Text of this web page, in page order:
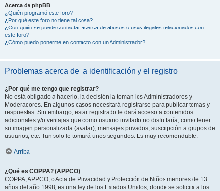
Acerca de phpBB
¿Quién programó este foro?
¿Por qué este foro no tiene tal cosa?
¿Con quién se puede contactar acerca de abusos o usos ilegales relacionados con
este foro?
¿Cómo puedo ponerme en contacto con un Administrador?
Problemas acerca de la identificación y el registro
¿Por qué me tengo que registrar?
No está obligado a hacerlo, la decisión la toman los Administradores y
Moderadores. En algunos casos necesitará registrarse para publicar temas y
respuestas. Sin embargo, estar registrado le dará acceso a contenidos
adicionales y/o ventajas que como usuario invitado no disfrutaría, como tener
su imagen personalizada (avatar), mensajes privados, suscripción a grupos de
usuarios, etc. Tan solo le tomará unos segundos. Es muy recomendable.
Arriba
¿Qué es COPPA? (APPCO)
COPPA, APPCO, o Acta de Privacidad y Protección de Niños menores de 13
años del año 1998, es una ley de los Estados Unidos, donde se solicita a los